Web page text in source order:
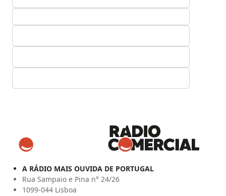
A RÁDIO MAIS OUVIDA DE PORTUGAL
Rua Sampaio e Pina n° 24/26
1099-044 Lisboa